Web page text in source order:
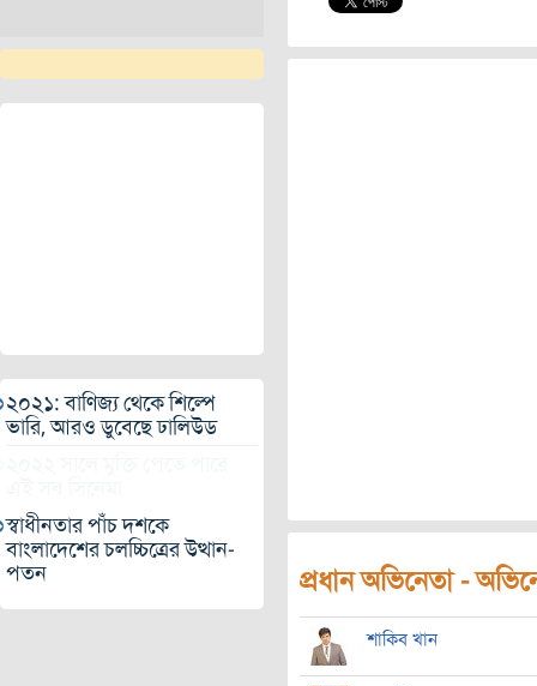
২০২১: বাণিজ্য থেকে শিল্পে
ভারি, আরও ডুবেছে ঢালিউড
স্বাধীনতার পাঁচ দশকে
বাংলাদেশের চলচ্চিত্রের উত্থান-
পতন
প্রধান অভিনেতা -
শাকিব খান